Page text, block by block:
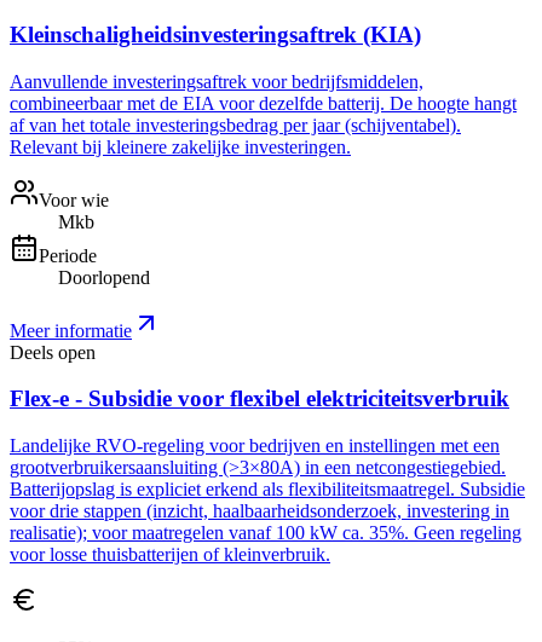
Kleinschaligheidsinvesteringsaftrek (KIA)
Aanvullende investeringsaftrek voor bedrijfsmiddelen,
combineerbaar met de EIA voor dezelfde batterij. De hoogte hangt
af van het totale investeringsbedrag per jaar (schijventabel).
Relevant bij kleinere zakelijke investeringen.
Voor wie
Mkb
Periode
Doorlopend
Meer informatie
Deels open
Flex-e - Subsidie voor flexibel elektriciteitsverbruik
Landelijke RVO-regeling voor bedrijven en instellingen met een
grootverbruikersaansluiting (>3×80A) in een netcongestiegebied.
Batterijopslag is expliciet erkend als flexibiliteitsmaatregel. Subsidie
voor drie stappen (inzicht, haalbaarheidsonderzoek, investering in
realisatie); voor maatregelen vanaf 100 kW ca. 35%. Geen regeling
voor losse thuisbatterijen of kleinverbruik.